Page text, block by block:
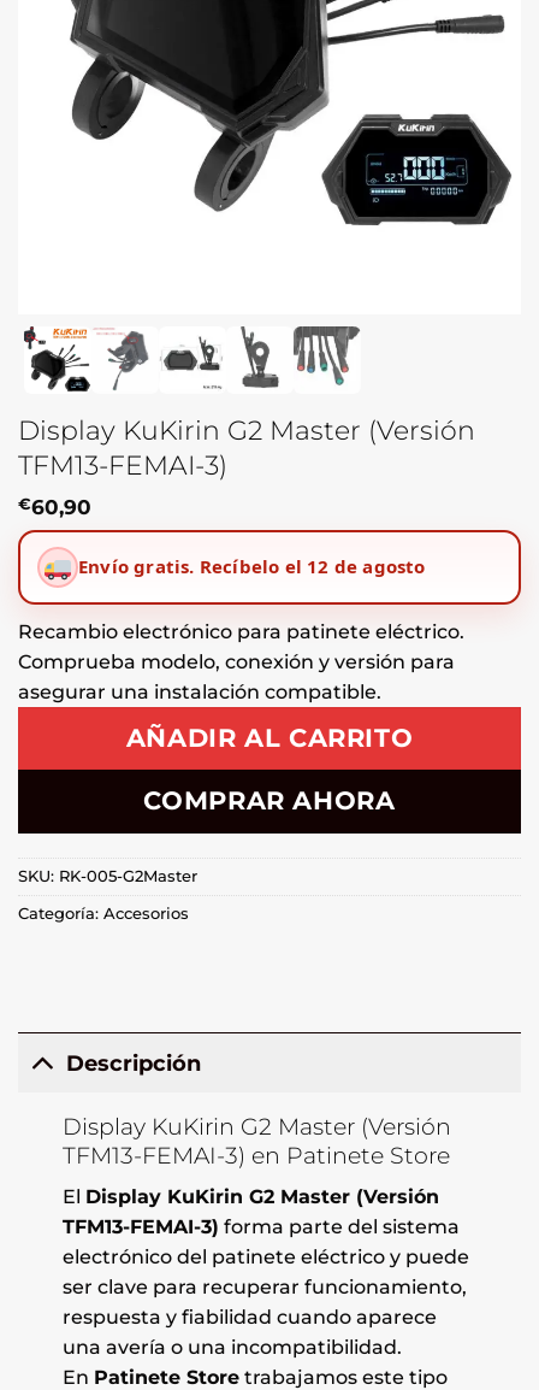
Display KuKirin G2 Master (Versión
TFM13-FEMAI-3)
€60,90
Envío gratis. Recíbelo el 12 de agosto
Recambio electrónico para patinete eléctrico.
Comprueba modelo, conexión y versión para
asegurar una instalación compatible.
AÑADIR AL CARRITO
COMPRAR AHORA
SKU: RK-005-G2Master
Categoría: Accesorios
Descripción
Display KuKirin G2 Master (Versión
TFM13-FEMAI-3) en Patinete Store
El Display KuKirin G2 Master (Versión
TFM13-FEMAI-3) forma parte del sistema
electrónico del patinete eléctrico y puede
ser clave para recuperar funcionamiento,
respuesta y fiabilidad cuando aparece
una avería o una incompatibilidad.
En Patinete Storetrabajamos este tipo